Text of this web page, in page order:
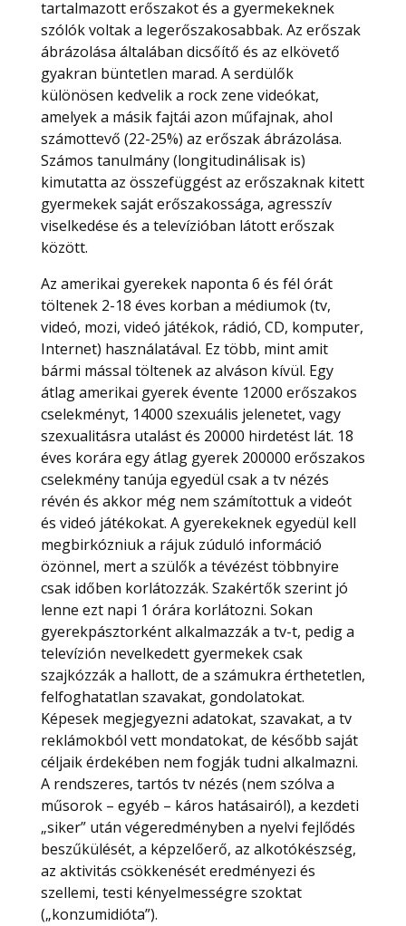
tartalmazott erőszakot és a gyermekeknek
szólók voltak a legerőszakosabbak. Az erőszak
ábrázolása általában dicsőítő és az elkövető
gyakran büntetlen marad. A serdülők
különösen kedvelik a rock zene videókat,
amelyek a másik fajtái azon műfajnak, ahol
számottevő (22-25%) az erőszak ábrázolása.
Számos tanulmány (longitudinálisak is)
kimutatta az összefüggést az erőszaknak kitett
gyermekek saját erőszakossága, agresszív
viselkedése és a televízióban látott erőszak
között.
Az amerikai gyerekek naponta 6 és fél órát
töltenek 2-18 éves korban a médiumok (tv,
videó, mozi, videó játékok, rádió, CD, komputer,
Internet) használatával. Ez több, mint amit
bármi mással töltenek az alváson kívül. Egy
átlag amerikai gyerek évente 12000 erőszakos
cselekményt, 14000 szexuális jelenetet, vagy
szexualitásra utalást és 20000 hirdetést lát. 18
éves korára egy átlag gyerek 200000 erőszakos
cselekmény tanúja egyedül csak a tv nézés
révén és akkor még nem számítottuk a videót
és videó játékokat. A gyerekeknek egyedül kell
megbirkózniuk a rájuk zúduló információ
özönnel, mert a szülők a tévézést többnyire
csak időben korlátozzák. Szakértők szerint jó
lenne ezt napi 1 órára korlátozni. Sokan
gyerekpásztorként alkalmazzák a tv-t, pedig a
televízión nevelkedett gyermekek csak
szajkózzák a hallott, de a számukra érthetetlen,
felfoghatatlan szavakat, gondolatokat.
Képesek megjegyezni adatokat, szavakat, a tv
reklámokból vett mondatokat, de később saját
céljaik érdekében nem fogják tudni alkalmazni.
A rendszeres, tartós tv nézés (nem szólva a
műsorok – egyéb – káros hatásairól), a kezdeti
„siker” után végeredményben a nyelvi fejlődés
beszűkülését, a képzelőerő, az alkotókészség,
az aktivitás csökkenését eredményezi és
szellemi, testi kényelmességre szoktat
(„konzumidióta”).